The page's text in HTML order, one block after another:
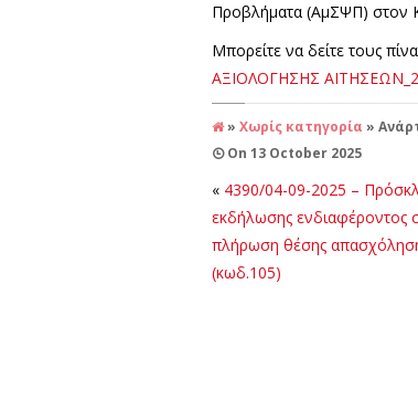
Προβλήματα (ΑμΣΨΠ) στον
Μπορείτε να δείτε τους
ΑΞΙΟΛΟΓΗΣΗΣ
» Χωρίς κατηγορία »
On 13 October 2025
« 4390/04-09-2025 –
εκδήλωσης ενδιαφέροντος
πλήρωση θέσης
(κωδ.105)